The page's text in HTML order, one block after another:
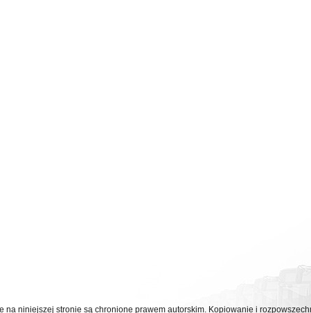
na niniejszej stronie są chronione prawem autorskim. Kopiowanie i